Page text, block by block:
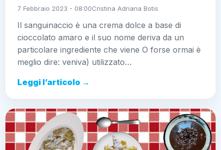
7 Febbraio 2023 - 08:00Cristina Adriana Botis
Il sanguinaccio è una crema dolce a base di
cioccolato amaro e il suo nome deriva da un
particolare ingrediente che viene O forse ormai è
meglio dire: veniva) utilizzato…
Leggi l’articolo →